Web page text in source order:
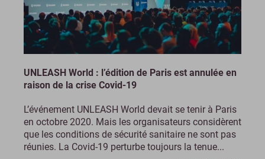
UNLEASH World : l’édition de Paris est annulée en
raison de la crise Covid-19
L’événement UNLEASH World devait se tenir à Paris
en octobre 2020. Mais les organisateurs considèrent
que les conditions de sécurité sanitaire ne sont pas
réunies. La Covid-19 perturbe toujours la tenue...